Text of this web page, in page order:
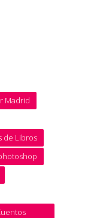
Madrid
de Libros